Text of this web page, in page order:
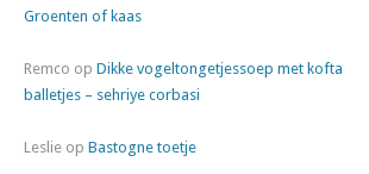
Groenten of kaas
Remco op Dikke vogeltongetjessoep met kofta
balletjes – sehriye corbasi
Leslie op Bastogne toetje